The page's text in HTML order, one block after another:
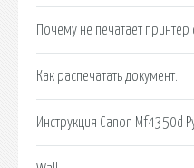
Почему не печатает
Как распечатать документ.
Инструкция Canon Mf4350d